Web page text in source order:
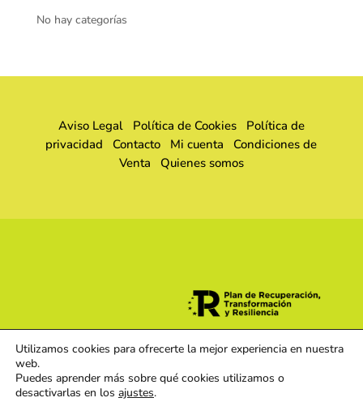
No hay categorías
Aviso Legal Política de Cookies
Política de
privacidad
Contacto Mi cuenta
Condiciones de
Venta Quienes somos
Utilizamos cookies para ofrecerte la mejor experiencia en nuestra
web.
Puedes aprender más sobre qué cookies utilizamos o
desactivarlas en los ajustes.